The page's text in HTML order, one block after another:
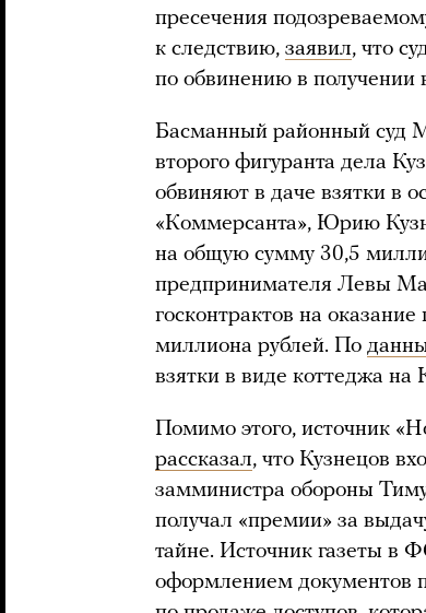
пресечения
к следствию, заявил, что
по обвинению в получении
Басманный районный суд
второго фигуранта дела
обвиняют в даче взятки в
«Коммерсанта», Юрию
на общую сумму 30,5
предпринимателя Левы
госконтрактов на
миллиона рублей. По
взятки в виде коттеджа на
Помимо этого, источник
рассказал, что Кузнецов
замминистра обороны
получал «премии» за
тайне. Источник газеты в
оформлением документов